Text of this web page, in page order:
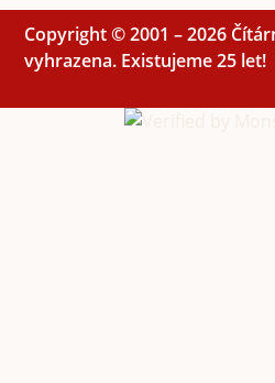
Copyright © 2001 – 2026
vyhrazena. Existujeme 25 let!